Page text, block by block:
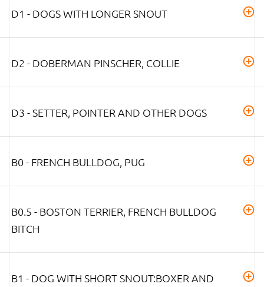
D1 - DOGS WITH LONGER SNOUT
D2 - DOBERMAN PINSCHER, COLLIE
D3 - SETTER, POINTER AND OTHER DOGS
B0 - FRENCH BULLDOG, PUG
B0.5 - BOSTON TERRIER, FRENCH BULLDOG
BITCH
B1 - DOG WITH SHORT SNOUT:BOXER AND